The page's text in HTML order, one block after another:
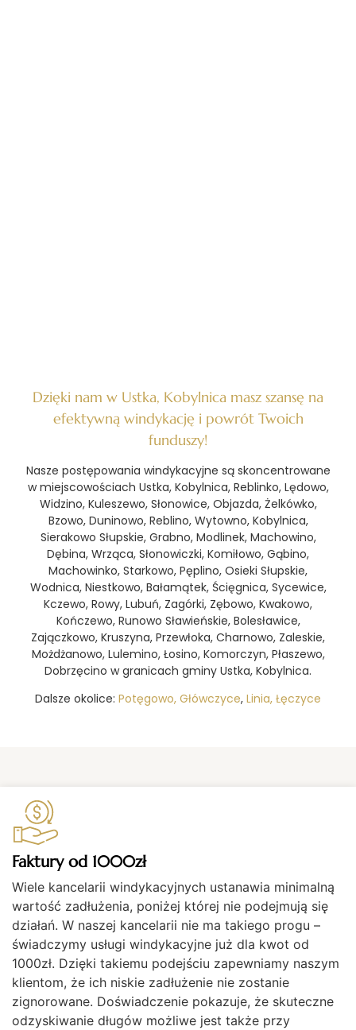
Dzięki nam w Ustka, Kobylnica masz szansę na
efektywną windykację i powrót Twoich
funduszy!
Nasze postępowania windykacyjne są skoncentrowane
w miejscowościach Ustka, Kobylnica, Reblinko, Lędowo,
Widzino, Kuleszewo, Słonowice, Objazda, Żelkówko,
Bzowo, Duninowo, Reblino, Wytowno, Kobylnica,
Sierakowo Słupskie, Grabno, Modlinek, Machowino,
Dębina, Wrząca, Słonowiczki, Komiłowo, Gąbino,
Machowinko, Starkowo, Pęplino, Osieki Słupskie,
Wodnica, Niestkowo, Bałamątek, Ścięgnica, Sycewice,
Kczewo, Rowy, Lubuń, Zagórki, Zębowo, Kwakowo,
Kończewo, Runowo Sławieńskie, Bolesławice,
Zajączkowo, Kruszyna, Przewłoka, Charnowo, Zaleskie,
Możdżanowo, Lulemino, Łosino, Komorczyn, Płaszewo,
Dobrzęcino w granicach gminy Ustka, Kobylnica.
Dalsze okolice: Potęgowo, Główczyce, Linia, Łęczyce
Faktury od 1000zł
Wiele kancelarii windykacyjnych ustanawia minimalną
wartość zadłużenia, poniżej której nie podejmują się
działań. W naszej kancelarii nie ma takiego progu –
świadczymy usługi windykacyjne już dla kwot od
1000zł. Dzięki takiemu podejściu zapewniamy naszym
klientom, że ich niskie zadłużenie nie zostanie
zignorowane. Doświadczenie pokazuje, że skuteczne
odzyskiwanie długów możliwe jest także przy